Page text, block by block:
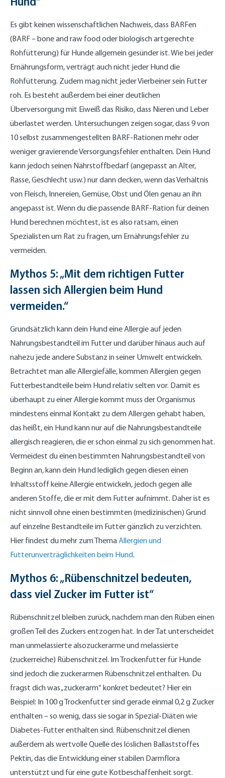
Es gibt keinen wissenschaftlichen Nachweis, dass BARFen
(BARF – bone and raw food oder biologisch artgerechte
Rohfütterung) für Hunde allgemein gesünder ist. Wie bei jeder
Ernährungsform, verträgt auch nicht jeder Hund die
Rohfütterung. Zudem mag nicht jeder Vierbeiner sein Futter
roh. Es besteht außerdem bei einer deutlichen
Überversorgung mit Eiweiß das Risiko, dass Nieren und Leber
überlastet werden. Untersuchungen zeigen sogar, dass 9 von
10 selbst zusammengestellten BARF-Rationen mehr oder
weniger gravierende Versorgungsfehler enthalten. Dein Hund
kann jedoch seinen Nährstoffbedarf (angepasst an Alter,
Rasse, Geschlecht usw.) nur dann decken, wenn das Verhältnis
von Fleisch, Innereien, Gemüse, Obst und Ölen genau an ihn
angepasst ist. Wenn du die passende BARF-Ration für deinen
Hund berechnen möchtest, ist es also ratsam, einen
Spezialisten um Rat zu fragen, um Ernährungsfehler zu
vermeiden.
Mythos 5: „Mit dem richtigen Futter
lassen sich Allergien beim Hund
vermeiden.“
Grundsätzlich kann dein Hund eine Allergie auf jeden
Nahrungsbestandteil im Futter und darüber hinaus auch auf
nahezu jede andere Substanz in seiner Umwelt entwickeln.
Betrachtet man alle Allergiefälle, kommen Allergien gegen
Futterbestandteile beim Hund relativ selten vor. Damit es
überhaupt zu einer Allergie kommt muss der Organismus
mindestens einmal Kontakt zu dem Allergen gehabt haben,
das heißt, ein Hund kann nur auf die Nahrungsbestandteile
allergisch reagieren, die er schon einmal zu sich genommen hat.
Vermeidest du einen bestimmten Nahrungsbestandteil von
Beginn an, kann dein Hund lediglich gegen diesen einen
Inhaltsstoff keine Allergie entwickeln, jedoch gegen alle
anderen Stoffe, die er mit dem Futter aufnimmt. Daher ist es
nicht sinnvoll ohne einen bestimmten (medizinischen) Grund
auf einzelne Bestandteile im Futter gänzlich zu verzichten.
Hier findest du mehr zum Thema Allergien und
Futterunverträglichkeiten beim Hund.
Mythos 6: „Rübenschnitzel bedeuten,
dass viel Zucker im Futter ist“
Rübenschnitzel bleiben zurück, nachdem man den Rüben einen
großen Teil des Zuckers entzogen hat. In der Tat unterscheidet
man unmelassierte alsozuckerarme und melassierte
(zuckerreiche) Rübenschnitzel. Im Trockenfutter für Hunde
sind jedoch die zuckerarmen Rübenschnitzel enthalten. Du
fragst dich was „zuckerarm“ konkret bedeutet? Hier ein
Beispiel: In 100 g Trockenfutter sind gerade einmal 0,2 g Zucker
enthalten – so wenig, dass sie sogar in Spezial-Diäten wie
Diabetes-Futter enthalten sind. Rübenschnitzel dienen
außerdem als wertvolle Quelle des löslichen Ballaststoffes
Pektin, das die Entwicklung einer stabilen Darmflora
unterstützt und für eine gute Kotbeschaffenheit sorgt.